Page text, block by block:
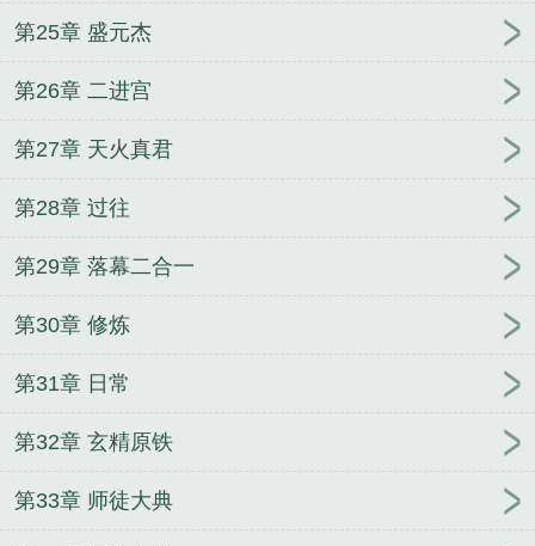
第25章 盛元杰
第26章 二进宫
第27章 天火真君
第28章 过往
第29章 落幕二合一
第30章 修炼
第31章 日常
第32章 玄精原铁
第33章 师徒大典